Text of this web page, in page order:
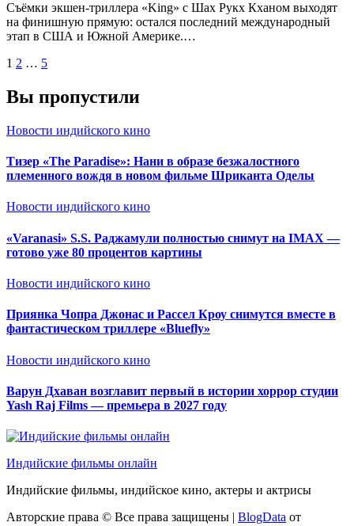
Съёмки экшен-триллера «King» с Шах Рукх Кханом выходят
на финишную прямую: остался последний международный
этап в США и Южной Америке.…
Пагинация
записей
1 2 … 5
Вы пропустили
Новости индийского кино
Тизер «The Paradise»: Нани в образе безжалостного
племенного вождя в новом фильме Шриканта Оделы
Новости индийского кино
«Varanasi» S.S. Раджамули полностью снимут на IMAX —
готово уже 80 процентов картины
Новости индийского кино
Приянка Чопра Джонас и Рассел Кроу снимутся вместе в
фантастическом триллере «Bluefly»
Новости индийского кино
Варун Дхаван возглавит первый в истории хоррор студии
Yash Raj Films — премьера в 2027 году
Индийские фильмы онлайн
Индийские фильмы, индийское кино, актеры и актрисы
Авторские права © Все права защищены | BlogData от